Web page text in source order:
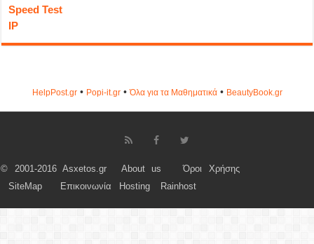
Speed Test
IP
HelpPost.gr• Popi-it.gr•Όλα για τα Μαθηματικά• ΒeautyΒook.gr
© 2001-2016 Asxetos.gr About us
Όροι Χρήσης
SiteMap
Επικοινωνία Hosting Rainhost